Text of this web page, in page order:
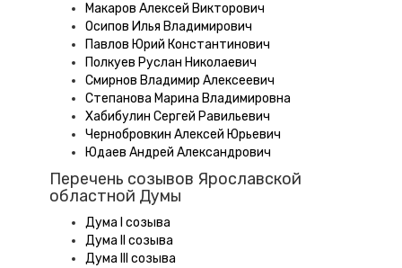
Макаров Алексей Викторович
Осипов Илья Владимирович
Павлов Юрий Константинович
Полкуев Руслан Николаевич
Смирнов Владимир Алексеевич
Степанова Марина Владимировна
Хабибулин Сергей Равильевич
Чернобровкин Алексей Юрьевич
Юдаев Андрей Александрович
Перечень созывов Ярославской
областной Думы
Дума I созыва
Дума II созыва
Дума III созыва